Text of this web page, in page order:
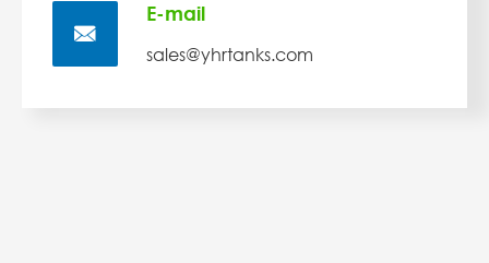

E-mail
sales@yhrtanks.com